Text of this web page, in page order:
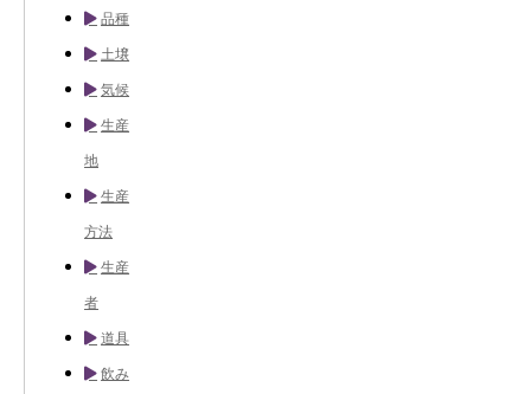
品種
土壌
気候
生産
地
生産
方法
生産
者
道具
飲み